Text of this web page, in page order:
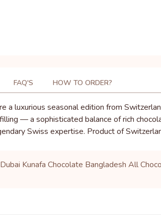
FAQ'S HOW TO ORDER?
a luxurious seasonal edition from
— a sophisticated balance of rich
Swiss expertise. Product of
Dubai Kunafa Chocolate Bangladesh All